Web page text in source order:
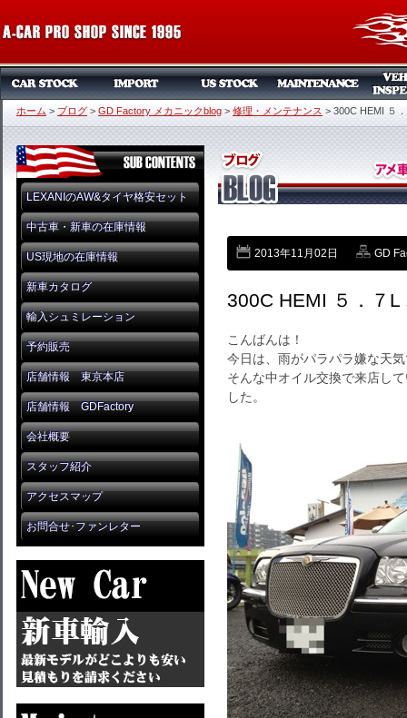
ホーム > ブログ > GD Factory メカニックblog > 修理・メンテナンス > 300C HEMI ５
LEXANIのAW&タイヤ格安セット
中古車・新車の在庫情報
US現地の在庫情報
新車カタログ
輸入シュミレーション
予約販売
店舗情報 東京本店
店舗情報 GDFactory
会社概要
スタッフ紹介
アクセスマップ
お問合せ･ファンレター
2013年11月02日 GD
300C HEMI ５．７
こんばんは！
今日は、雨がパラパラ嫌な天
そんな中オイル交換で来店し
した。